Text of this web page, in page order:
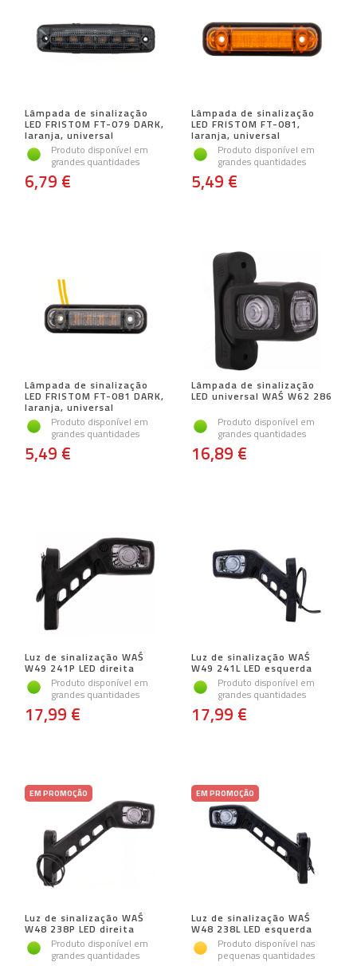
Lâmpada de sinalização
LED FRISTOM FT-079 DARK,
laranja, universal
Produto disponível em
grandes quantidades
6,79 €
Lâmpada de sinalização
LED FRISTOM FT-081,
laranja, universal
Produto disponível em
grandes quantidades
5,49 €
Lâmpada de sinalização
LED FRISTOM FT-081 DARK,
laranja, universal
Produto disponível em
grandes quantidades
5,49 €
Lâmpada de sinalização
LED universal WAŚ W62 286
Produto disponível em
grandes quantidades
16,89 €
Luz de sinalização WAŚ
W49 241P LED direita
Produto disponível em
grandes quantidades
17,99 €
Luz de sinalização WAŚ
W49 241L LED esquerda
Produto disponível em
grandes quantidades
17,99 €
EM PROMOÇÃO
Luz de sinalização WAŚ
W48 238P LED direita
Produto disponível em
grandes quantidades
EM PROMOÇÃO
Luz de sinalização WAŚ
W48 238L LED esquerda
Produto disponível nas
pequenas quantidades